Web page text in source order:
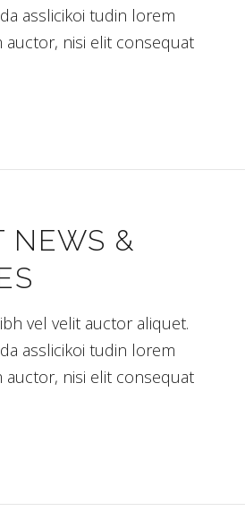
asslicikoi tudin lorem
auctor, nisi elit consequat
NEWS &
vel velit auctor aliquet.
asslicikoi tudin lorem
auctor, nisi elit consequat